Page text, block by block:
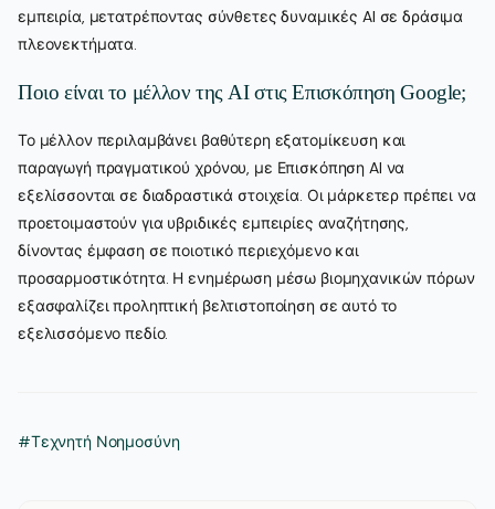
εμπειρία, μετατρέποντας σύνθετες δυναμικές AI σε δράσιμα
πλεονεκτήματα.
Ποιο είναι το μέλλον της AI στις Επισκόπηση Google;
Το μέλλον περιλαμβάνει βαθύτερη εξατομίκευση και
παραγωγή πραγματικού χρόνου, με Επισκόπηση AI να
εξελίσσονται σε διαδραστικά στοιχεία. Οι μάρκετερ πρέπει να
προετοιμαστούν για υβριδικές εμπειρίες αναζήτησης,
δίνοντας έμφαση σε ποιοτικό περιεχόμενο και
προσαρμοστικότητα. Η ενημέρωση μέσω βιομηχανικών πόρων
εξασφαλίζει προληπτική βελτιστοποίηση σε αυτό το
εξελισσόμενο πεδίο.
#Τεχνητή Νοημοσύνη